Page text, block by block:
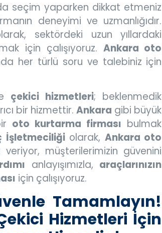
seçim yaparken dikkat etmeniz
deneyimi ve uzmanlığıdır.
sektördeki uzun yıllardaki
için çalışıyoruz. Ankara oto
her türlü soru ve talebiniz için
çekici hizmetleri; beklenmedik
bir hizmettir.Ankara gibi büyük
oto kurtarma firması bulmak
İşletmeciliğiolarak, Ankara oto
müşterilerimizin güvenini
anlayışımızla, araçlarınızın
için çalışıyoruz.
Tamamlayın!
Hizmetleri İçin